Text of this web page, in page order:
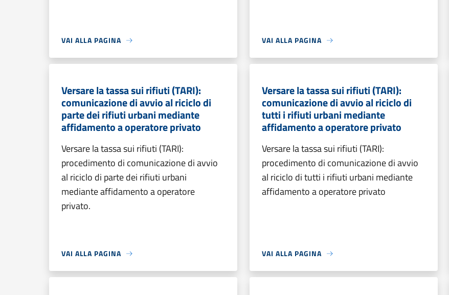
VAI ALLA PAGINA VAI ALLA PAGINA
Versare la tassa sui rifiuti (TARI):
comunicazione di avvio al riciclo di
parte dei rifiuti urbani mediante
affidamento a operatore privato
Versare la tassa sui rifiuti (TARI):
procedimento di comunicazione di avvio
al riciclo di parte dei rifiuti urbani
mediante affidamento a operatore
privato.
VAI ALLA PAGINA
Versare la tassa sui rifiuti (TARI):
comunicazione di avvio al riciclo di
tutti i rifiuti urbani mediante
affidamento a operatore privato
Versare la tassa sui rifiuti (TARI):
procedimento di comunicazione di avvio
al riciclo di tutti i rifiuti urbani mediante
affidamento a operatore privato
VAI ALLA PAGINA